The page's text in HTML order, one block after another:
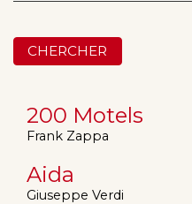
CHERCHER
200 Motels
Frank Zappa
Aida
Giuseppe Verdi